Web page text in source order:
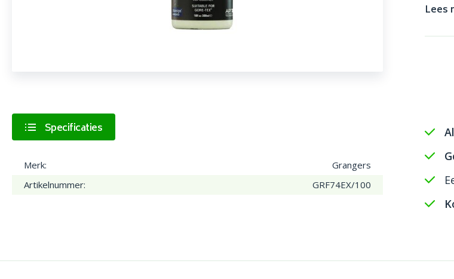
Specificaties
Merk:
Grangers
Artikelnummer:
GRF74EX/100
Lees